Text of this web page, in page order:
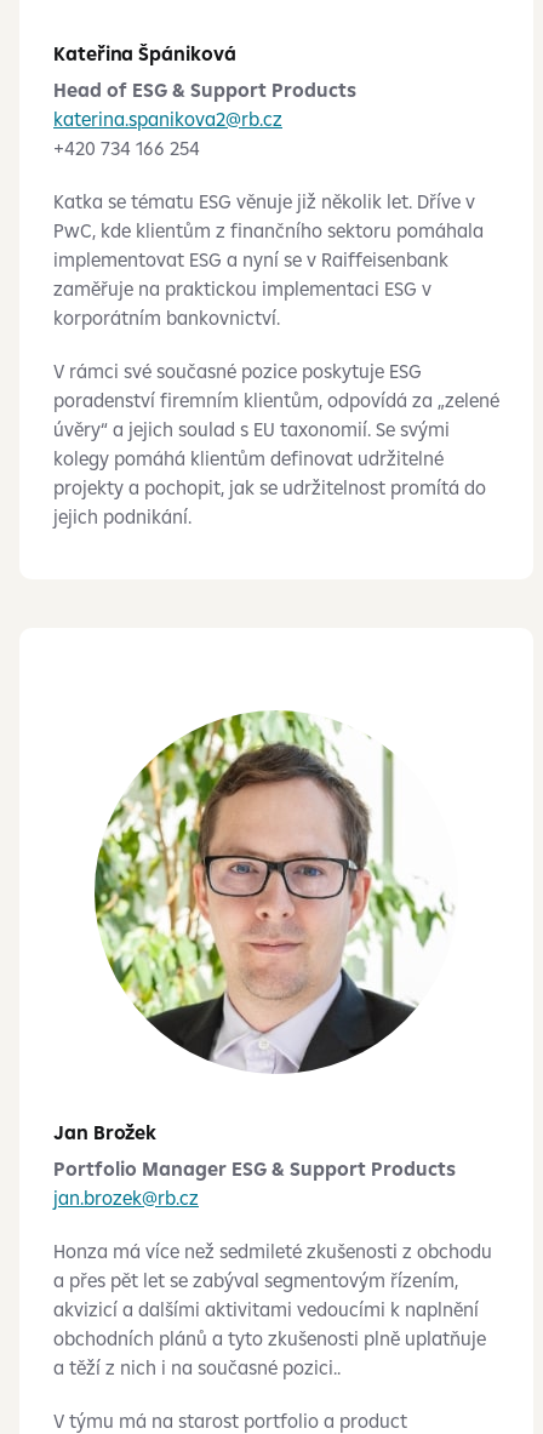
Kateřina Špániková
Head of ESG & Support Products
katerina.spanikova2@rb.cz
+420 734 166 254
Katka se tématu ESG věnuje již několik let. Dříve v
PwC, kde klientům z finančního sektoru pomáhala
implementovat ESG a nyní se v Raiffeisenbank
zaměřuje na praktickou implementaci ESG v
korporátním bankovnictví.
V rámci své současné pozice poskytuje ESG
poradenství firemním klientům, odpovídá za „zelené
úvěry“ a jejich soulad s EU taxonomií. Se svými
kolegy pomáhá klientům definovat udržitelné
projekty a pochopit, jak se udržitelnost promítá do
jejich podnikání.
Jan Brožek
Portfolio Manager ESG & Support Products
jan.brozek@rb.cz
Honza má více než sedmileté zkušenosti z obchodu
a přes pět let se zabýval segmentovým řízením,
akvizicí a dalšími aktivitami vedoucími k naplnění
obchodních plánů a tyto zkušenosti plně uplatňuje
a těží z nich i na současné pozici..
V týmu má na starost portfolio a product